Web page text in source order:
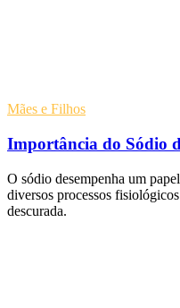
Mães e Filhos
Importância do Sódio
O sódio desempenha um
diversos processos
descurada.